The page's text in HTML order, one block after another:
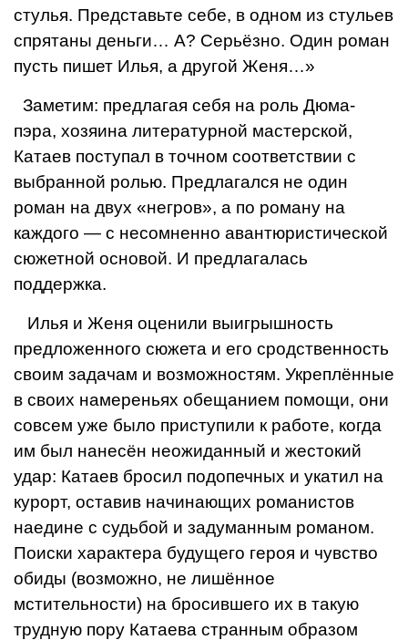
стулья. Представьте себе, в одном из стуль­ев
спрятаны деньги… А? Серьёзно. Один роман
пусть пишет Илья, а другой Женя…»
Заметим: предлагая себя на роль Дюма-
пэра, хозяина литературной мастер­ской,
Катаев поступал в точном соответствии с
выбранной ролью. Предлагался не один
роман на двух «негров», а по рома­ну на
каждого — с несомненно авантюри­стической
сюжетной основой. И предла­галась
поддержка.
Илья и Женя оценили выигрышность
предложенного сюжета и его сродственность
своим задачам и возможностям. Укреплённые
в своих намереньях обещани­ем помощи, они
совсем уже было присту­пили к работе, когда
им был нанесён неожиданный и жестокий
удар: Катаев бро­сил подопечных и укатил на
курорт, оставив начинающих романистов
наедине с судь­бой и задуманным романом.
Поиски харак­тера будущего героя и чувство
обиды (воз­можно, не лишённое
мстительности) на бро­сившего их в такую
трудную пору Катаева странным образом